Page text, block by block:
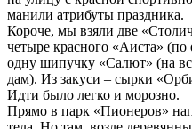
манили атрибуты праздника.
Короче, мы взяли две
четыре красного «Аиста»
одну шипучку «Салют» (на
дам). Из закуси – сырки
Идти было легко и морозно.
Прямо в парк «Пионеров»